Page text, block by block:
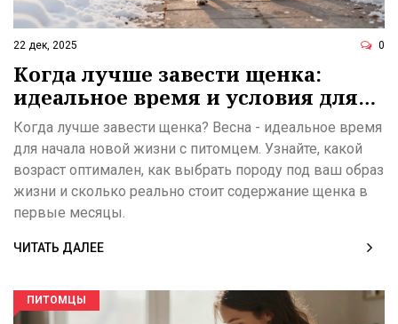
22 дек, 2025 0
Когда лучше завести щенка:
идеальное время и условия для
нового питомца
Когда лучше завести щенка? Весна - идеальное время
для начала новой жизни с питомцем. Узнайте, какой
возраст оптимален, как выбрать породу под ваш образ
жизни и сколько реально стоит содержание щенка в
первые месяцы.
ЧИТАТЬ ДАЛЕЕ
ПИТОМЦЫ